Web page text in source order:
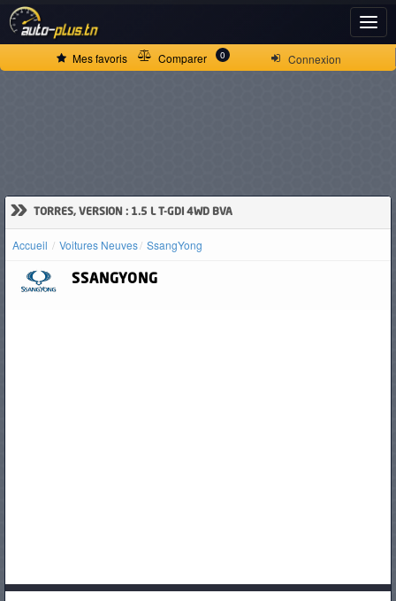
Connexion
Mes favoris Comparer 0
» TORRES, VERSION : 1.5 L T-GDI 4WD BVA
Accueil Voitures Neuves SsangYong
SSANGYONG
ACCUEIL
D'OCCASION